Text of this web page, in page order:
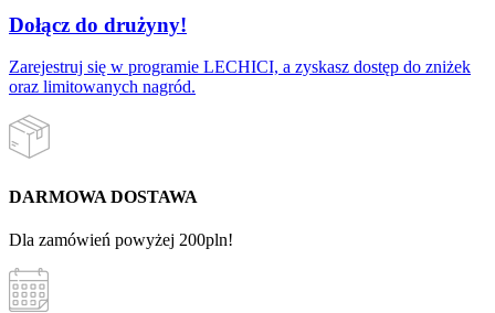
Dołącz do drużyny!
Zarejestruj się w programie LECHICI, a zyskasz dostęp do zniżek
oraz limitowanych nagród.
DARMOWA DOSTAWA
Dla zamówień powyżej 200pln!